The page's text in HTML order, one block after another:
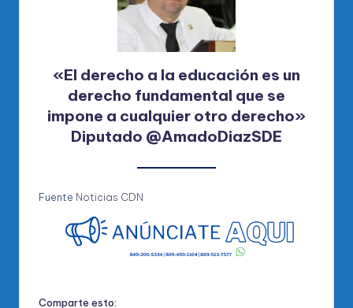
«El derecho a la educación es un
derecho fundamental que se
impone a cualquier otro derecho»
Diputado @AmadoDiazSDE
Fuente Noticias CDN
Comparte esto: